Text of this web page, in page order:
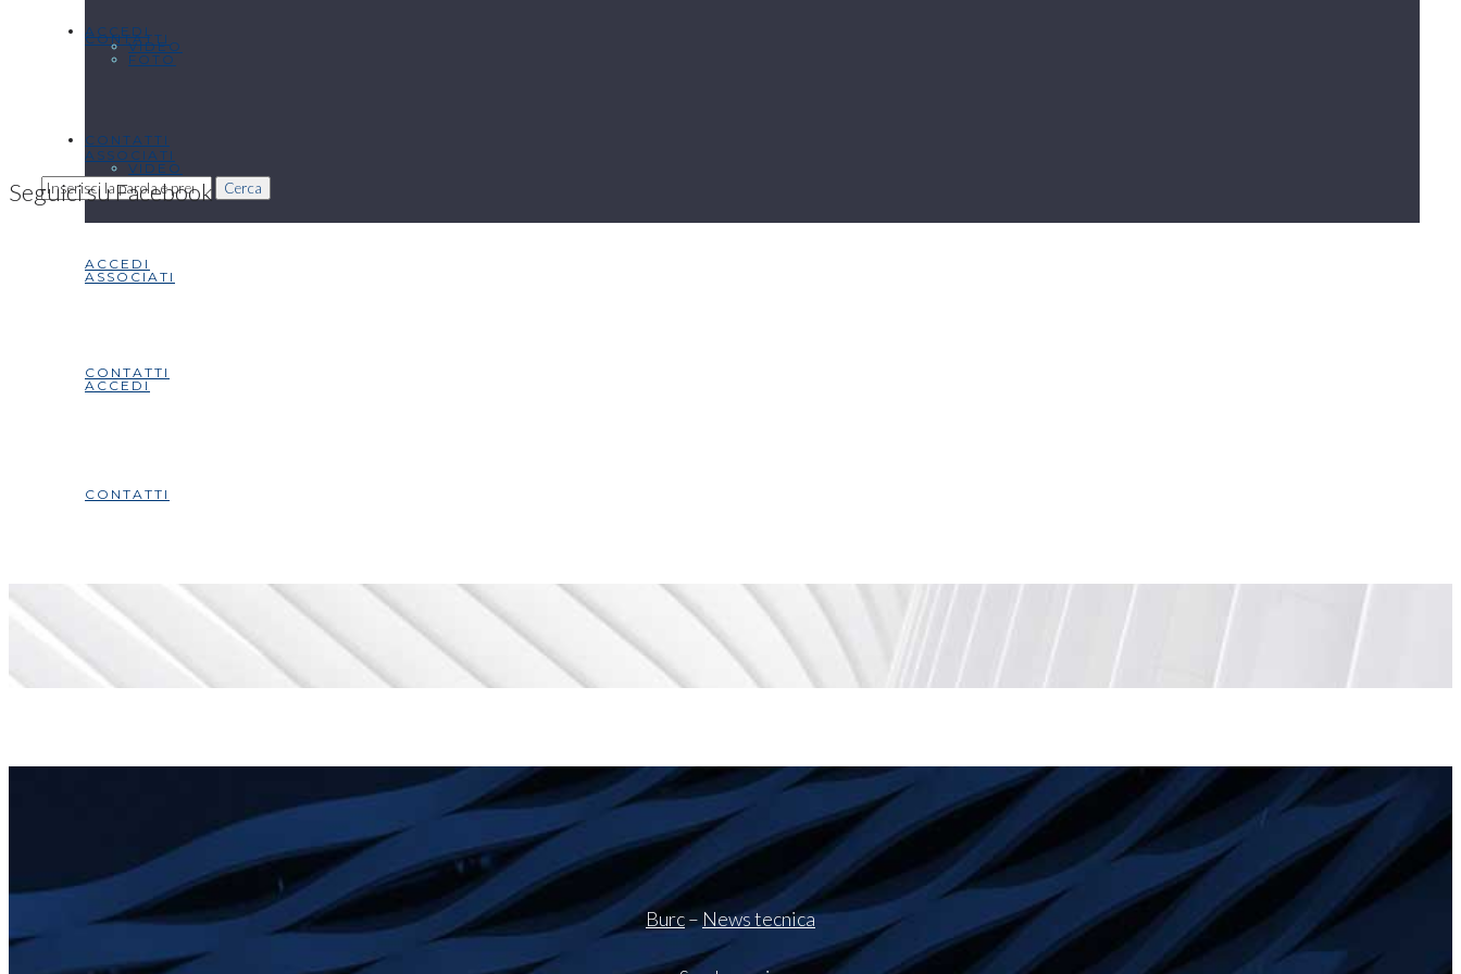
ACCEDI
CONTATTI
CONTATTI
Cerca
VIDEO
ASSOCIATI
ACCEDI
CONTATTI
FOTO
VIDEO
ASSOCIATI
ACCEDI
CONTATTI
Seguici su Facebook
Burc–News tecnica